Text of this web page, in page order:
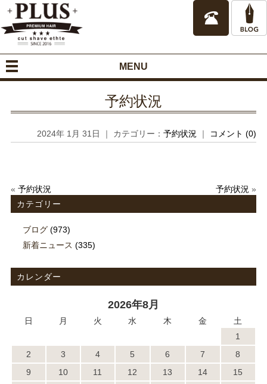
MENU
予約状況
2024年 1月 31日 ｜ カテゴリー：予約状況 ｜ コメント (0)
« 予約状況 予約状況 »
カテゴリー
ブログ(973)
新着ニュース (335)
カレンダー
2026年8月
日 月 火 水 木 金
土
1
2
3 4 5 6 7
8
9
10 11 12 13 14
15